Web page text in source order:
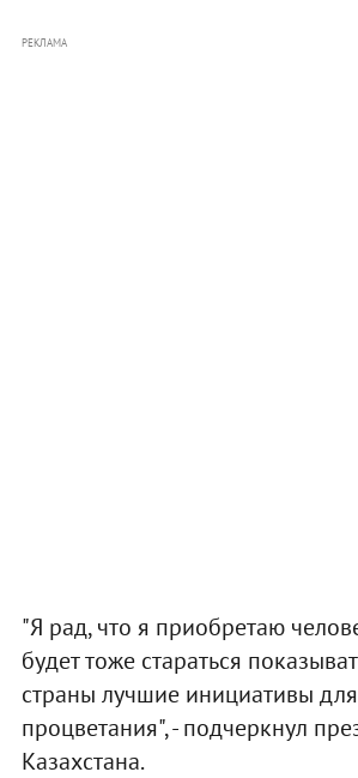
РЕКЛАМА
"Я рад, что я приобретаю
будет тоже стараться
страны лучшие инициативы
процветания", - подчеркнул
Казахстана.